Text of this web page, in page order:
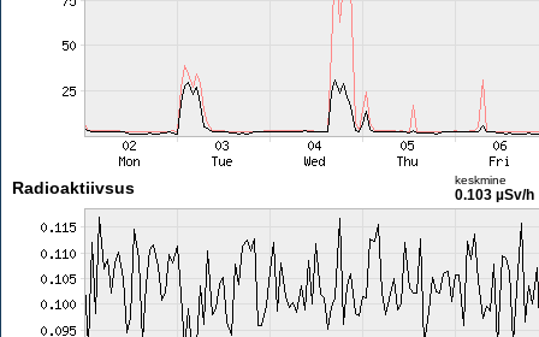
Radioaktiivsus keskmine
0.103 µSv/h